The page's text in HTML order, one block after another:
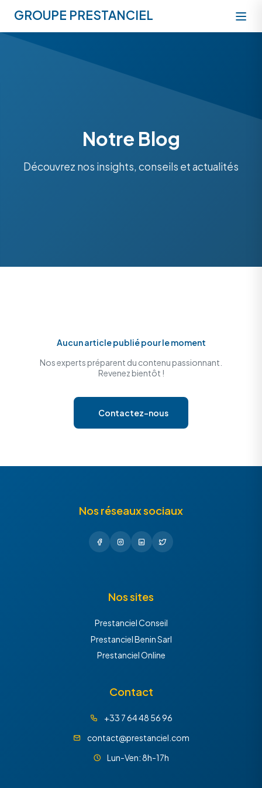
GROUPE PRESTANCIEL
Notre Blog
Découvrez nos insights, conseils et actualités
Aucun article publié pour le moment
Nos experts préparent du contenu passionnant.
Revenez bientôt !
Contactez-nous
Nos réseaux sociaux
Nos sites
Prestanciel Conseil
Prestanciel Benin Sarl
Prestanciel Online
Contact
+33 7 64 48 56 96
contact@prestanciel.com
Lun-Ven: 8h-17h